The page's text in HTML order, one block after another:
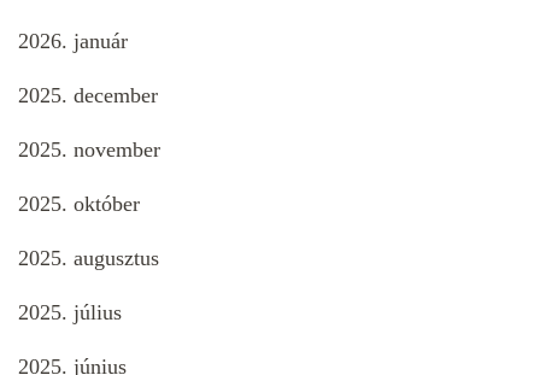
2026. január
2025. december
2025. november
2025. október
2025. augusztus
2025. július
2025. június